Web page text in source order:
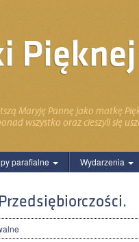
Pięknej
Maryję Pannę jako matkę
wszystko oraz cieszyli się
parafialne Wydarzenia